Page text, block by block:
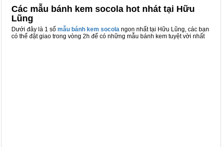
Các mẫu bánh kem socola hot nhát tại Hữu
Lũng
Dưới đây là 1 số mẫu bánh kem socola ngon nhất tại Hữu Lũng, các bạn
có thể đặt giao trong vòng 2h để có những mẫu bánh kem tuyệt vời nhất